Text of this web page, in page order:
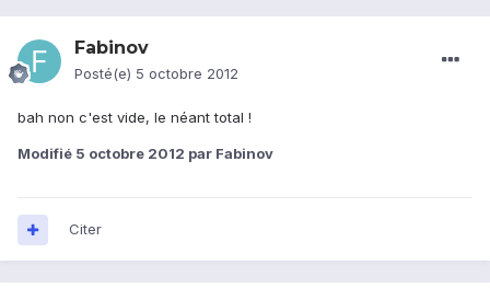
Fabinov
Posté(e) 5 octobre 2012
bah non c'est vide, le néant total !
Modifié 5 octobre 2012 par Fabinov
Citer